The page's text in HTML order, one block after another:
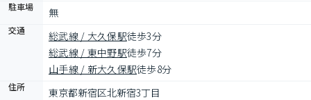
駐車場 無
交通 総武線 / 大久保駅徒歩3分
総武線 / 東中野駅徒歩7分
山手線 / 新大久保駅徒歩8分
住所 東京都新宿区北新宿3丁目